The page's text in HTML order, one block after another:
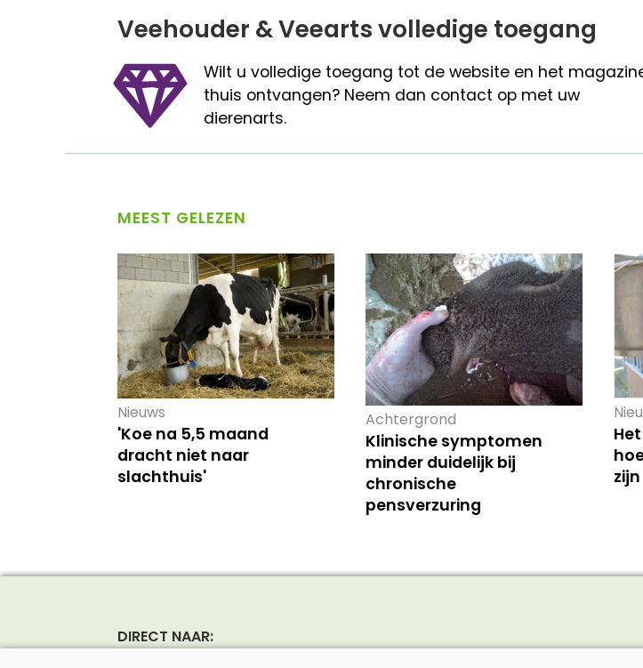
Veehouder & Veearts volledige toegang
Wilt u volledige toegang tot de website en het
thuis ontvangen? Neem dan contact op met uw
dierenarts.
MEEST GELEZEN
Nieuws
'Koe na 5,5 maand
dracht niet naar
slachthuis'
Achtergrond
Klinische symptomen
minder duidelijk bij
chronische
pensverzuring
zijn
DIRECT NAAR: